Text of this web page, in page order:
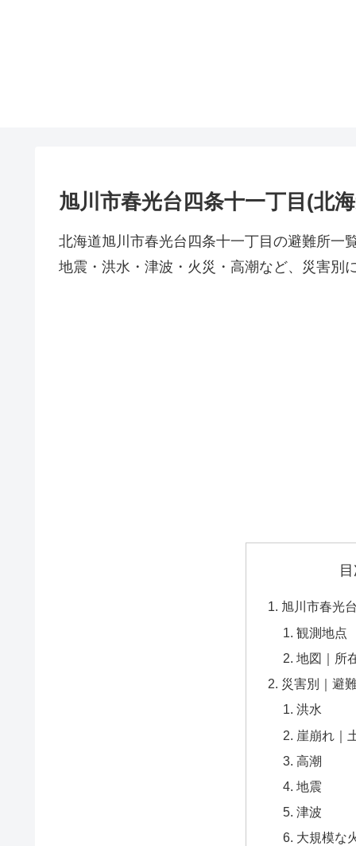
旭川市春光台四条十一丁目(北
北海道旭川市春光台四条十一丁目の避難所一
地震・洪水・津波・火災・高潮など、災害別
旭川市春光
観測地点
地図｜所
災害別｜避
洪水
崖崩れ｜
高潮
地震
津波
大規模な